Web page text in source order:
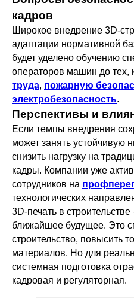
кадров
Широкое внедрение 3D-
адаптации нормативной
будет уделено обучению
операторов машин до тех,
труда, пожарную
электробезопасность.
Перспективы и
Если темпы внедрения
может занять устойчивую
снизить нагрузку на
кадры. Компании уже
сотрудников на
технологических
3D-печать в
ближайшее будущее. Это
строительство, повысить
материалов. Но для
системная подготовка
кадровая и регуляторная.